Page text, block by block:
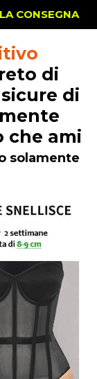
CONSEGNA
di
di
che ami
solamente